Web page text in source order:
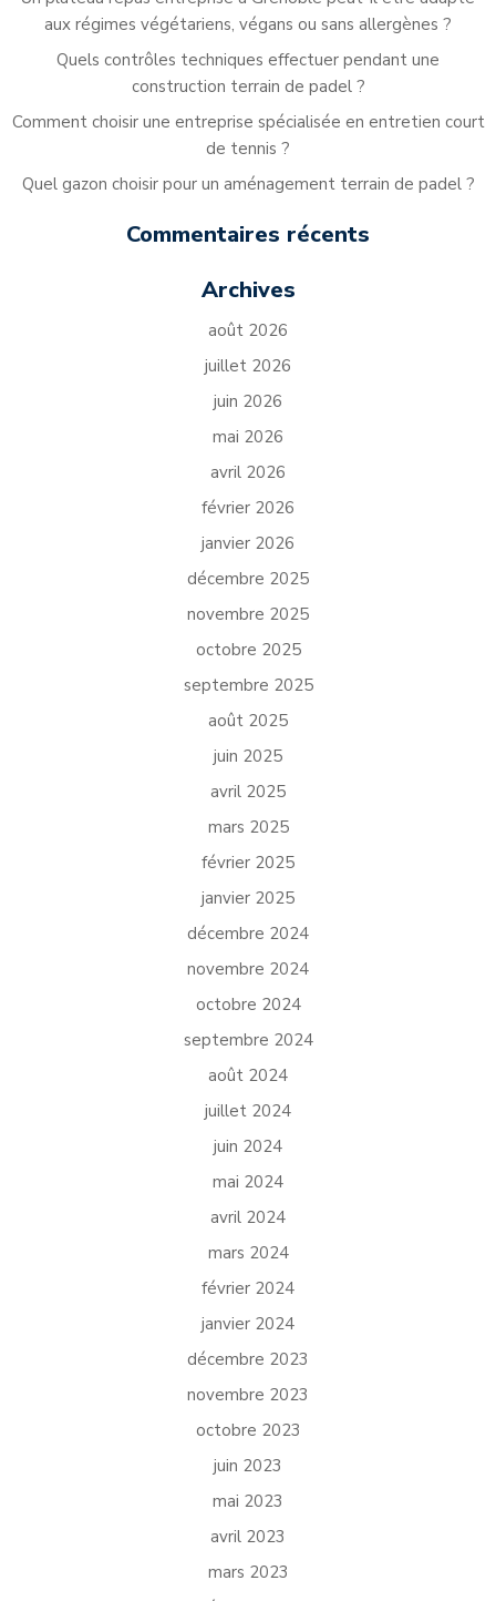
aux régimes végétariens, végans ou sans allergènes ?
Quels contrôles techniques effectuer pendant une
construction terrain de padel ?
Comment choisir une entreprise spécialisée en entretien court
de tennis ?
Quel gazon choisir pour un aménagement terrain de padel ?
Commentaires récents
Archives
août 2026
juillet 2026
juin 2026
mai 2026
avril 2026
février 2026
janvier 2026
décembre 2025
novembre 2025
octobre 2025
septembre 2025
août 2025
juin 2025
avril 2025
mars 2025
février 2025
janvier 2025
décembre 2024
novembre 2024
octobre 2024
septembre 2024
août 2024
juillet 2024
juin 2024
mai 2024
avril 2024
mars 2024
février 2024
janvier 2024
décembre 2023
novembre 2023
octobre 2023
juin 2023
mai 2023
avril 2023
mars 2023